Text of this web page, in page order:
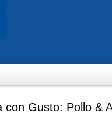
con Gusto: Pollo &